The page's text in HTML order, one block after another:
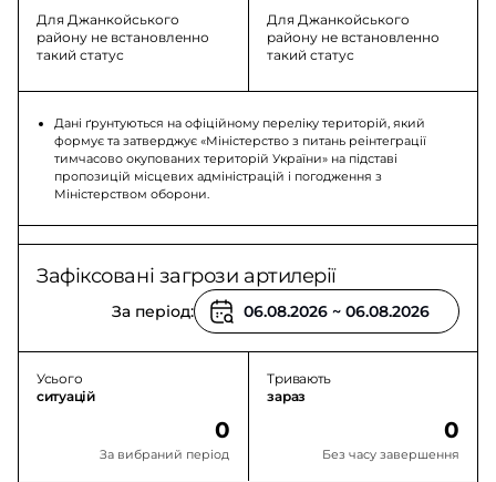
Для Джанкойського
району не встановленно
такий статус
Для Джанкойського
району не встановленно
такий статус
Дані ґрунтуються на офіційному переліку територій, який
формує та затверджує «Міністерство з питань реінтеграції
тимчасово окупованих територій України» на підставі
пропозицій місцевих адміністрацій і погодження з
Міністерством оборони.
Зафіксовані загрози артилерії
За період:
Усього
ситуацій
0
За вибраний період
Тривають
зараз
0
Без часу завершення